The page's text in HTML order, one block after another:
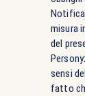
Notifica
misura
del
sensi
fatto